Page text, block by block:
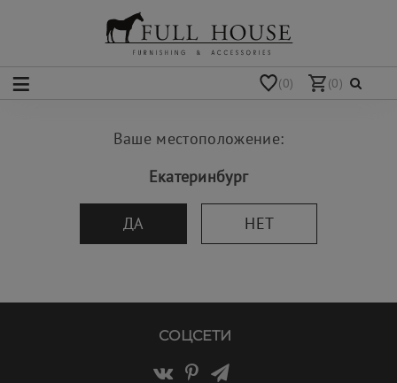
(0) (0)
Ваше местоположение:
Екатеринбург
ДА НЕТ
СОЦСЕТИ